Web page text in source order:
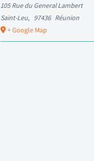
105 Rue du General Lambert
Saint-Leu, 97436 Réunion
+ Google Map